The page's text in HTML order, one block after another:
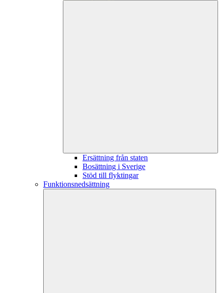
Ersättning från staten
Bosättning i Sverige
Stöd till flyktingar
Funktionsnedsättning